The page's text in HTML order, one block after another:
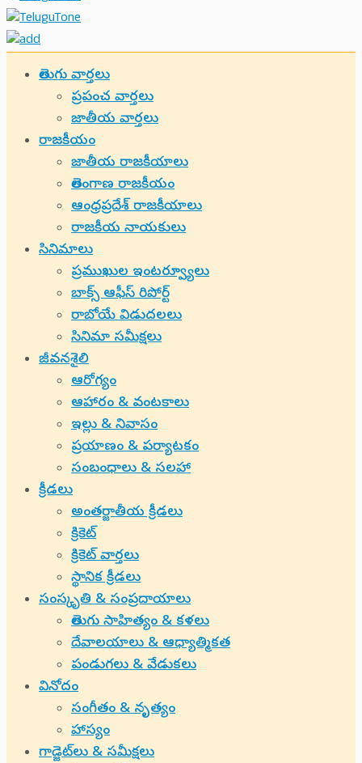
తెలుగు వార్తలు
ప్రపంచ వార్తలు
జాతీయ వార్తలు
రాజకీయం
జాతీయ రాజకీయాలు
తెలంగాణ రాజకీయం
ఆంధ్రప్రదేశ్ రాజకీయాలు
రాజకీయ నాయకులు
సినిమాలు
ప్రముఖుల ఇంటర్వ్యూలు
బాక్స్ ఆఫీస్ రిపోర్ట్
రాబోయే విడుదలలు
సినిమా సమీక్షలు
జీవనశైలి
ఆరోగ్యం
ఆహారం & వంటకాలు
ఇల్లు & నివాసం
ప్రయాణం & పర్యాటకం
సంబంధాలు & సలహా
క్రీడలు
అంతర్జాతీయ క్రీడలు
క్రికెట్
క్రికెట్ వార్తలు
స్థానిక క్రీడలు
సంస్కృతి & సంప్రదాయాలు
తెలుగు సాహిత్యం & కళలు
దేవాలయాలు & ఆధ్యాత్మికత
పండుగలు & వేడుకలు
వినోదం
సంగీతం & నృత్యం
హాస్యం
గాడ్జెట్‌లు & సమీక్షలు